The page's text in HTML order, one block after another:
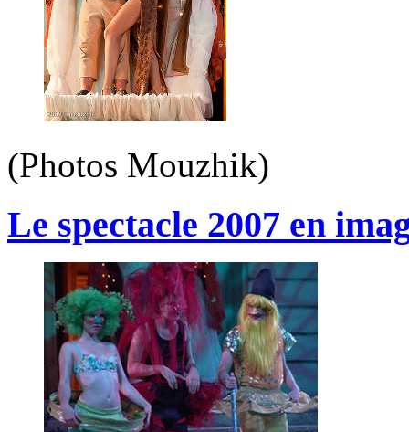
(Photos Mouzhik)
Le spectacle 2007 en